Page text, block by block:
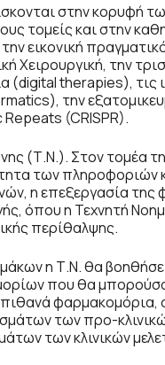
στην κορυφή
τομείς και στην
εικονική
Χειρουργική, την
(digital therapies), τις
), την
Repeats (CRISPR).
(Τ.Ν.). Στον τομέα
των πληροφοριών
η επεξεργασία της
όπου η Τεχνητή
περίθαλψης.
η Τ.Ν. θα
που θα
φαρμακομόρια,
των προ-
των κλινικών